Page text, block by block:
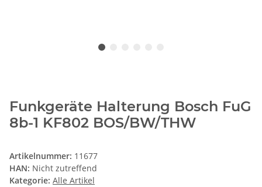
Funkgeräte Halterung Bosch FuG
8b-1 KF802 BOS/BW/THW
Artikelnummer: 11677
HAN: Nicht zutreffend
Kategorie: Alle Artikel